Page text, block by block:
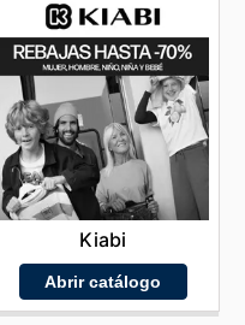
Kiabi
Abrir catálogo